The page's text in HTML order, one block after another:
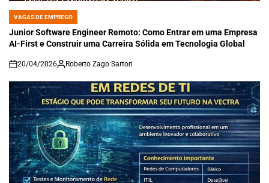
POSTED
IN
VAGAS DE EMPREGO
Junior Software Engineer Remoto: Como Entrar em uma Empresa
AI-First e Construir uma Carreira Sólida em Tecnologia Global
on
20/04/2026 Roberto Zago Sartori